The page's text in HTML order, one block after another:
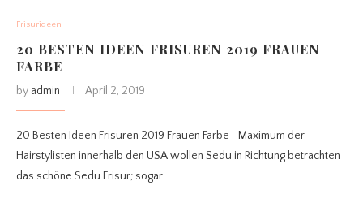
Frisurideen
20 BESTEN IDEEN FRISUREN 2019 FRAUEN
FARBE
by admin April 2, 2019
20 Besten Ideen Frisuren 2019 Frauen Farbe –Maximum der
Hairstylisten innerhalb den USA wollen Sedu in Richtung betrachten
das schöne Sedu Frisur; sogar…